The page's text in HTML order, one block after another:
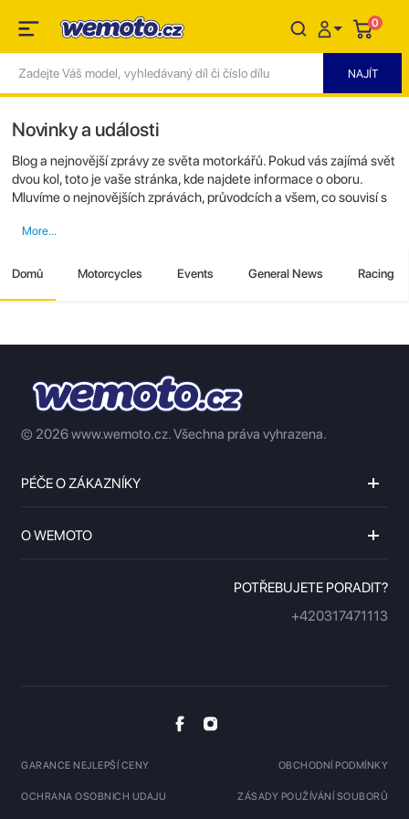
0
Novinky a události
Blog a nejnovější zprávy ze světa motorkářů. Pokud vás zajímá svět
dvou kol, toto je vaše stránka, kde najdete informace o oboru.
Mluvíme o nejnovějších zprávách, průvodcích a všem, co souvisí s
Domů Motorcycles Events General News Racing
© 2026 www.wemoto.cz.Všechna práva vyhrazena.
PÉČE O ZÁKAZNÍKY
O WEMOTO
POTŘEBUJETE PORADIT?
+420317471113
GARANCE NEJLEPŠÍ CENY OBCHODNÍ PODMÍNKY
OCHRANA OSOBNICH UDAJU ZÁSADY POUŽÍVÁNÍ SOUBORŮ